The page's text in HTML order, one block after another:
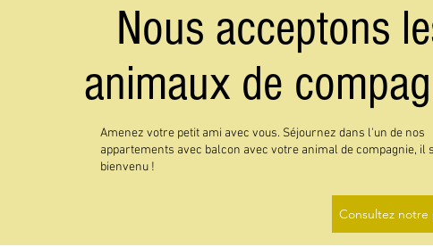
Nous acceptons
animaux de
Amenez votre petit ami avec vous. Séjournez dans l'un de nos
appartements avec balcon avec votre animal de compagnie, il
bienvenu !
Consultez